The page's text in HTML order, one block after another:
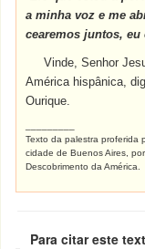
a minha voz e me
cearemos juntos,
Vinde, Senhor
América hispânica,
Ourique.
Texto da palestra proferida
cidade de Buenos Aires,
Descobrimento da América.
Para citar este